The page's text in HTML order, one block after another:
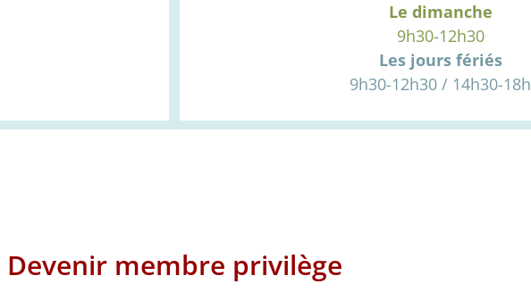
Le dimanche
9h30-12h30
Les jours fériés
9h30-12h30 / 14h30-18h
Devenir membre privilège